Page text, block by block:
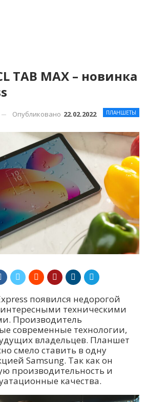
TAB MAX – новинка
ПЛАНШЕТЫ
Опубликовано 22.02.2022
появился недорогой
техническими
Производитель
современные технологии,
владельцев. Планшет
смело ставить в одну
Samsung. Так как он
производительность и
качества.